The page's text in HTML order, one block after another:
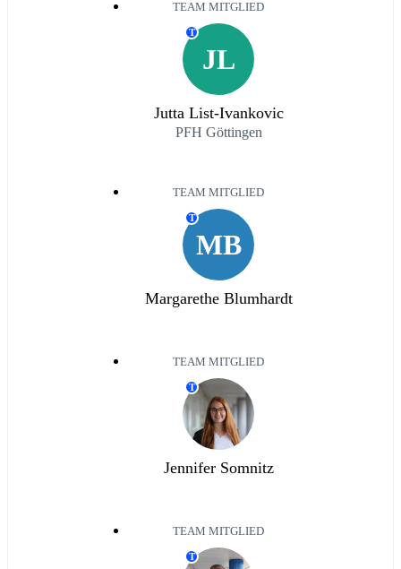
TEAM MITGLIED
JL
T
Jutta List-Ivankovic
PFH Göttingen
TEAM MITGLIED
MB
T
Margarethe Blumhardt
TEAM MITGLIED
T
Jennifer Somnitz
TEAM MITGLIED
T